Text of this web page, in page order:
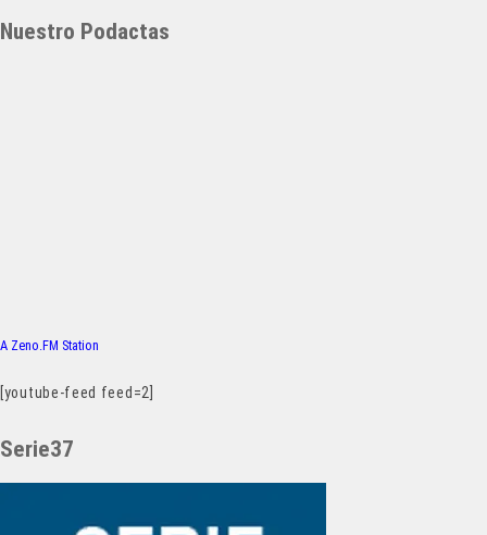
Nuestro Podactas
A Zeno.FM Station
[youtube-feed feed=2]
Serie37